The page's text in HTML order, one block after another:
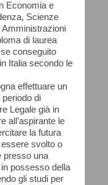
Economia e
Scienze
Amministrazioni
di laurea
conseguito
Italia secondo le
effettuare un
periodo di
Legale già in
all’aspirante le
la futura
svolto o
presso una
possesso della
gli studi per